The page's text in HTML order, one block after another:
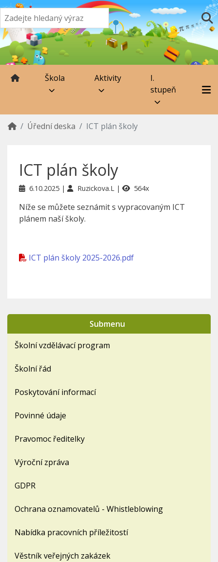
Škola Aktivity
I.
stupeň
Úřední deska ICT plán školy
ICT plán školy
6.10.2025 Ruzickova.L 564x
Níže se můžete seznámit s vypracovaným ICT
plánem naší školy.
ICT plán školy 2025-2026.pdf
Submenu
Školní vzdělávací program
Školní řád
Poskytování informací
Povinné údaje
Pravomoc ředitelky
Výroční zpráva
GDPR
Ochrana oznamovatelů - Whistleblowing
Nabídka pracovních příležitostí
Věstník veřejných zakázek